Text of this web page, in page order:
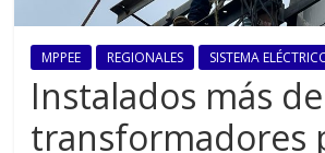
MPPEE REGIONALES SISTEMA
Instalados más
transformadores